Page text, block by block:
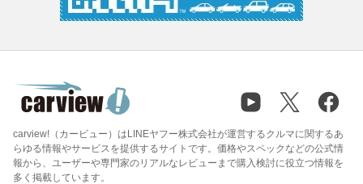
carview!（カービュー）はLINEヤフー株式会社が運営するクルマに関するあ
らゆる情報やサービスを提供するサイトです。価格やスペックなどの公式情
報から、ユーザーや専門家のリアルなレビューまで購入検討に役立つ情報を
多く掲載しています。